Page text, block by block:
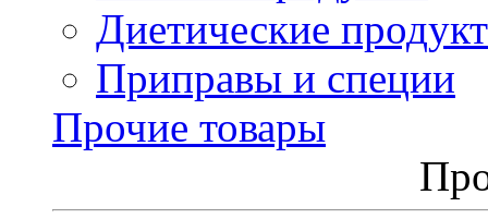
Диетические
Приправы и специи
Прочие товары